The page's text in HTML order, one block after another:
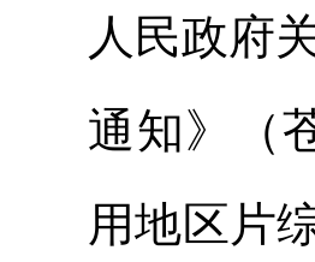
人民政府
通知》（
用地区片